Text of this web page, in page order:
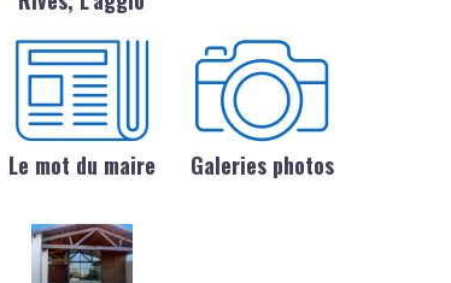
Le mot du maire Galeries photos